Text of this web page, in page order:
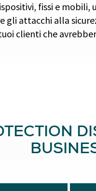
fissi e
attacchi alla
clienti che